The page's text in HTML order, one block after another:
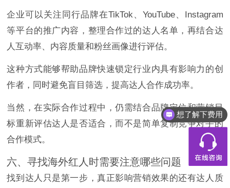
企业可以关注同行品牌在TikTok、YouTube、Instagram
等平台的推广内容，整理合作过的达人名单，再结合达
人互动率、内容质量和粉丝画像进行评估。
这种方式能够帮助品牌快速锁定行业内具有影响力的创
作者，同时避免盲目筛选，提高达人合作成功率。
当然，在实际合作过程中，仍需结合品牌定位和营销目
标重新评估达人是否适合，而不是简单复制竞争对手的
合作模式。
六、寻找海外红人时需要注意哪些问题
找到达人只是第一步，真正影响营销效果的还有达人质
想了解下费用